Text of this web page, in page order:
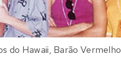
do Hawaii, Barão Vermelho